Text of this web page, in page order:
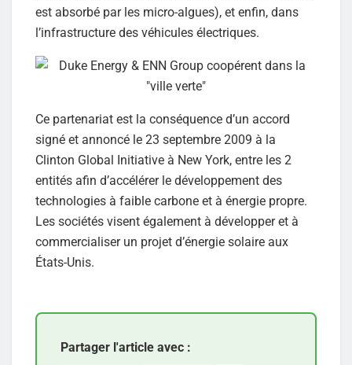
est absorbé par les micro-algues), et enfin, dans
l’infrastructure des véhicules électriques.
Ce partenariat est la conséquence d’un accord
signé et annoncé le 23 septembre 2009 à la
Clinton Global Initiative à New York, entre les 2
entités afin d’accélérer le développement des
technologies à faible carbone et à énergie propre.
Les sociétés visent également à développer et à
commercialiser un projet d’énergie solaire aux
États-Unis.
Partager l'article avec :